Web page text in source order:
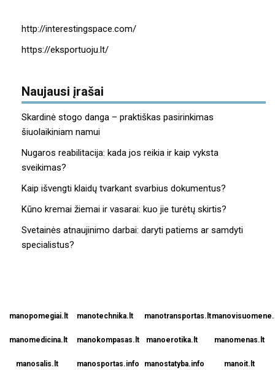
http://interestingspace.com/
https://eksportuoju.lt/
Naujausi įrašai
Skardinė stogo danga – praktiškas pasirinkimas
šiuolaikiniam namui
Nugaros reabilitacija: kada jos reikia ir kaip vyksta
sveikimas?
Kaip išvengti klaidų tvarkant svarbius dokumentus?
Kūno kremai žiemai ir vasarai: kuo jie turėtų skirtis?
Svetainės atnaujinimo darbai: daryti patiems ar samdyti
specialistus?
manopomegiai.lt manotechnika.lt manotransportas.lt
manomedicina.lt manokompasas.lt manoerotika.lt manomenas.lt
manosalis.lt manosportas.info manostatyba.info manoit.lt